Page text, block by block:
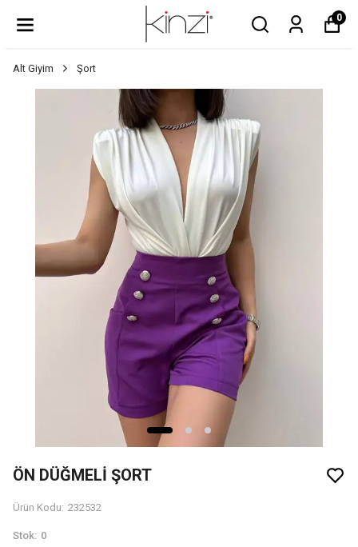
0
Alt Giyim Şort
ÖN DÜĞMELİ ŞORT
Ürün Kodu: 232532
Stok: 0